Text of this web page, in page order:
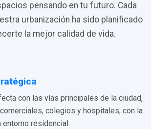
pensando en tu futuro. Cada
urbanización ha sido planificado
la mejor calidad de vida.
con las vías principales de la ciudad,
colegios y hospitales, con la
entorno residencial.